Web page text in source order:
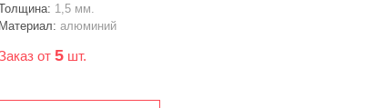
1,5 мм.
Материал: алюминий
от 5шт.